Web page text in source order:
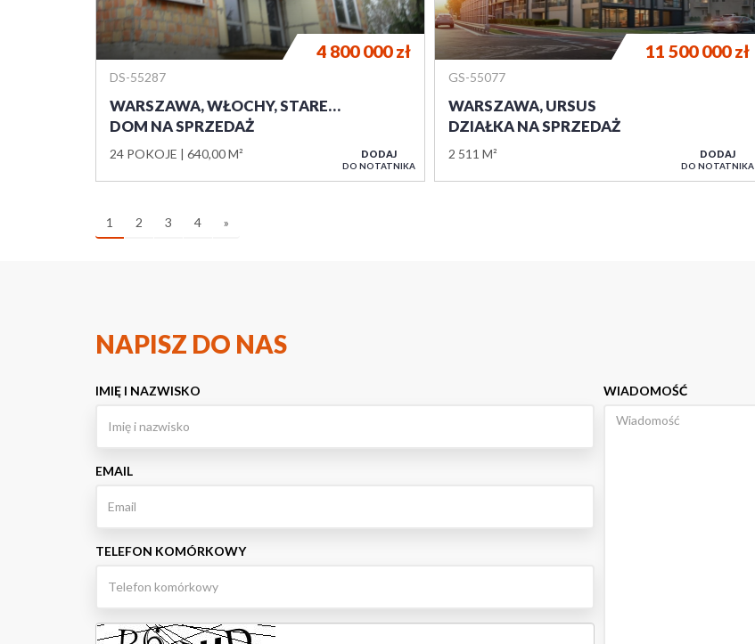
DS-55287
WARSZAWA, WŁOCHY, STARE…
DOM NA SPRZEDAŻ
24 POKOJE 640,00 M²
4 800 000zł
DODAJ
DO NOTATNIKA
GS-55077
WARSZAWA, URSUS
DZIAŁKA NA SPRZEDAŻ
2 511 M²
11 500 000zł
DODAJ
DO NOTATNIKA
1 2 3 4 »
NAPISZ DO NAS
IMIĘ I NAZWISKO
EMAIL
TELEFON KOMÓRKOWY
WIADOMOŚĆ